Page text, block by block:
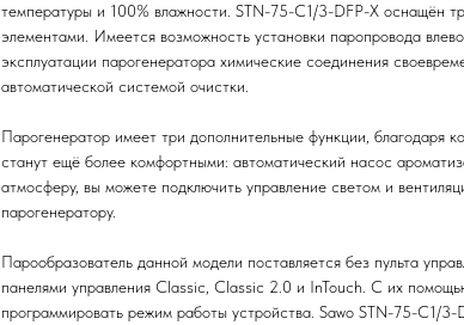
температуры и 100% влажности. STN-75-C1/3-DFP-X оснащён
элементами. Имеется возможность установки паропровода
эксплуатации парогенератора химические соединения
автоматической системой очистки.
Парогенератор имеет три дополнительные функции, благодаря
станут ещё более комфортными: автоматический насос
атмосферу, вы можете подключить управление светом и
парогенератору.
Парообразователь данной модели поставляется без пульта
панелями управления Classic, Classic 2.0 и InTouch. С их
программировать режим работы устройства. Sawo STN-75-C1/3-